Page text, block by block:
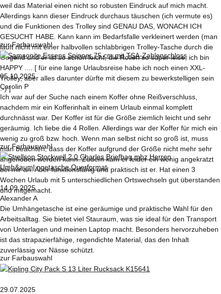
weil das Material einen nicht so robusten Eindruck auf mich macht.
Allerdings kann dieser Eindruck durchaus täuschen (ich vermute es)
und die Funktionen des Trolley sind GENAU DAS, WONACH ICH
GESUCHT HABE. Kann kann im Bedarfsfalle verkleinert werden (man
läuft nicht mit einer halbvollen schlabbrigen Trolley-Tasche durch die
Gegend und er ist so schön leicht, die Rollen so super leise, ich bin
HAPPY .... [ für eine lange Urlaubsreise habe ich noch einen XXL-
Trolley, aber alles darunter dürfte mit diesem zu bewerkstelligen sein
:-) ]
zur Farbauswahl
05.10.2025
Carolin P
Ich war auf der Suche nach einem Koffer ohne Reißverschluss,
nachdem mir ein Kofferinhalt in einem Urlaub einmal komplett
durchnässt war. Der Koffer ist für die Größe ziemlich leicht und sehr
geräumig. Ich liebe die 4 Rollen. Allerdings war der Koffer für mich ein
wenig zu groß bzw. hoch. Wenn man selbst nicht so groß ist, muss
man beachten, dass der Koffer aufgrund der Größe nicht mehr sehr
angehoben werden kann. Zudem kam er leider ein wenig angekratzt
bei mir an. Aber funktionsfähig und praktisch ist er. Hat einen 3
Wochen Urlaub mit 5 unterschiedlichen Ortswechseln gut überstanden
und mitgemacht.
zur Farbauswahl
14.09.2025
Alexander A
Die Umhängetasche ist eine geräumige und praktische Wahl für den
Arbeitsalltag. Sie bietet viel Stauraum, was sie ideal für den Transport
von Unterlagen und meinen Laptop macht. Besonders hervorzuheben
ist das strapazierfähige, regendichte Material, das den Inhalt
zuverlässig vor Nässe schützt.
zur Farbauswahl
29.07.2025